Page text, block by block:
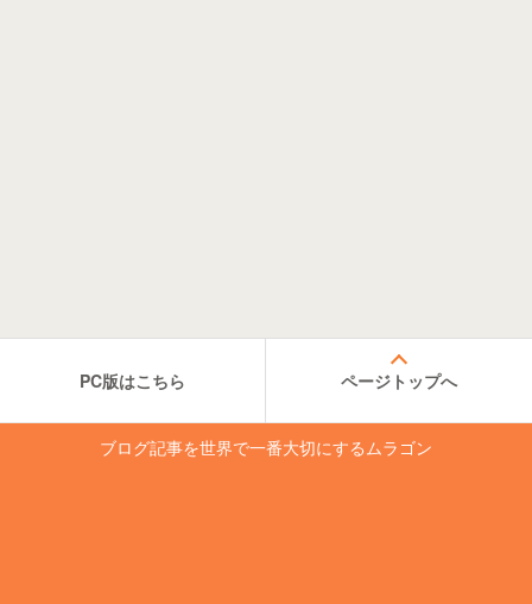
PC版はこちら ページトップへ
ブログ記事を世界で一番大切にするムラゴン